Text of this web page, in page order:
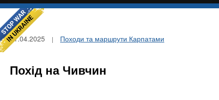
01.04.2025 Походи та маршрути Карпатами
Похід на Чивчин